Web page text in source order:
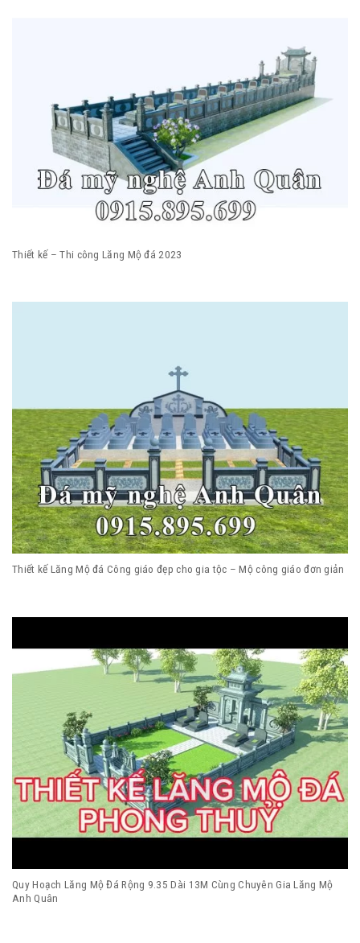
Thiết kế – Thi công Lăng Mộ đá 2023
Thiết kế Lăng Mộ đá Công giáo đẹp cho gia tộc – Mộ công giáo đơn giản
Quy Hoạch Lăng Mộ Đá Rộng 9.35 Dài 13M Cùng Chuyên Gia Lăng Mộ
Anh Quân